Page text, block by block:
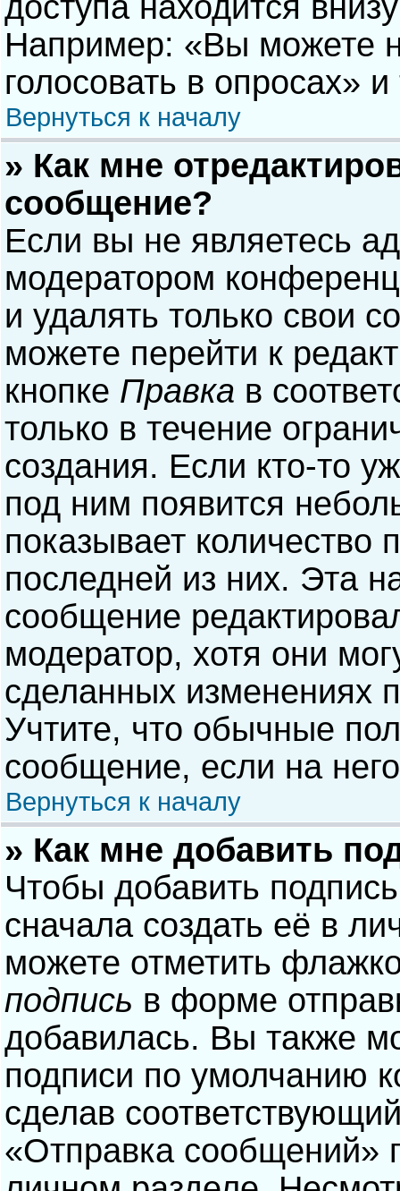
Например: «Вы можете
голосовать в опросах» и
Вернуться к началу
» Как мне
сообщение?
Если вы не являетесь
модератором
и удалять только свои
можете перейти к
кнопке Правка в
только в течение
создания. Если кто-то
под ним появится
показывает количество
последней из них. Эта
сообщение
модератор, хотя они
сделанных изменениях
Учтите, что обычные
сообщение, если на
Вернуться к началу
» Как мне добавить
Чтобы добавить
сначала создать её в
можете отметить
подпись в форме
добавилась. Вы также
подписи по умолчанию
сделав
«Отправка сообщений»